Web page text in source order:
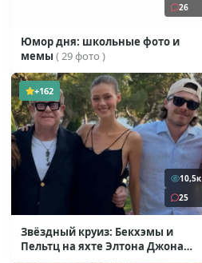
26
Юмор дня: школьные фото и
мемы ( 29 фото )
+162
10,5к
25
Звёздный круиз: Бекхэмы и
Пельтц на яхте Элтона Джона